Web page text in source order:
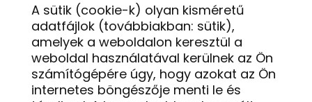
A sütik (cookie-k) olyan kisméretű
adatfájlok (továbbiakban: sütik),
amelyek a weboldalon keresztül a
weboldal használatával kerülnek az Ön
számítógépére úgy, hogy azokat az Ön
internetes böngészője menti le és